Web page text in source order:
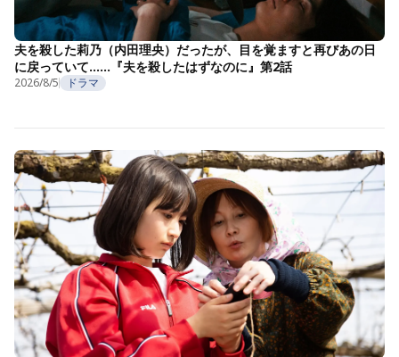
夫を殺した莉乃（内田理央）だったが、目を覚ますと再びあの日
に戻っていて……『夫を殺したはずなのに』第2話
2026/8/5 ドラマ